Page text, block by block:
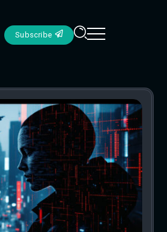
Subscribe